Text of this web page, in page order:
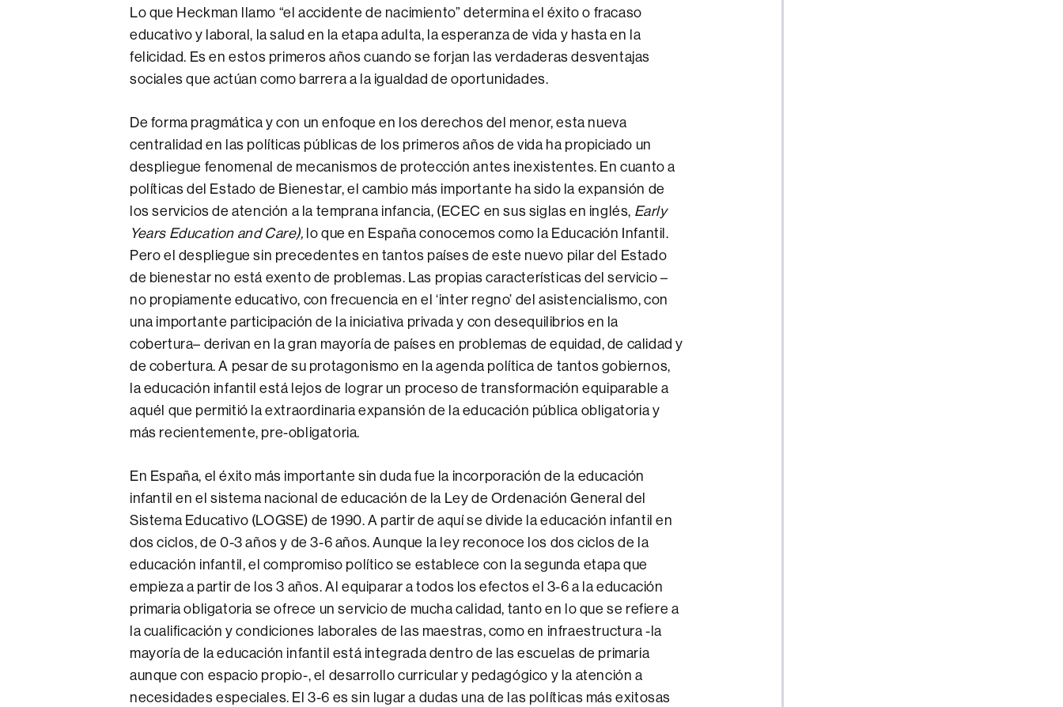
Lo que Heckman llamo “el accidente de nacimiento” determina el éxito o fracaso
educativo y laboral, la salud en la etapa adulta, la esperanza de vida y hasta en la
felicidad. Es en estos primeros años cuando se forjan las verdaderas desventajas
sociales que actúan como barrera a la igualdad de oportunidades.
De forma pragmática y con un enfoque en los derechos del menor, esta nueva
centralidad en las políticas públicas de los primeros años de vida ha propiciado un
despliegue fenomenal de mecanismos de protección antes inexistentes. En cuanto a
políticas del Estado de Bienestar, el cambio más importante ha sido la expansión de
los servicios de atención a la temprana infancia, (ECEC en sus siglas en inglés, Early
Years Education and Care), lo que en España conocemos como la Educación Infantil.
Pero el despliegue sin precedentes en tantos países de este nuevo pilar del Estado
de bienestar no está exento de problemas. Las propias características del servicio –
no propiamente educativo, con frecuencia en el ‘inter regno’ del asistencialismo, con
una importante participación de la iniciativa privada y con desequilibrios en la
cobertura– derivan en la gran mayoría de países en problemas de equidad, de calidad y
de cobertura. A pesar de su protagonismo en la agenda política de tantos gobiernos,
la educación infantil está lejos de lograr un proceso de transformación equiparable a
aquél que permitió la extraordinaria expansión de la educación pública obligatoria y
más recientemente, pre-obligatoria.
En España, el éxito más importante sin duda fue la incorporación de la educación
infantil en el sistema nacional de educación de la Ley de Ordenación General del
Sistema Educativo (LOGSE) de 1990. A partir de aquí se divide la educación infantil en
dos ciclos, de 0-3 años y de 3-6 años. Aunque la ley reconoce los dos ciclos de la
educación infantil, el compromiso político se establece con la segunda etapa que
empieza a partir de los 3 años. Al equiparar a todos los efectos el 3-6 a la educación
primaria obligatoria se ofrece un servicio de mucha calidad, tanto en lo que se refiere a
la cualificación y condiciones laborales de las maestras, como en infraestructura -la
mayoría de la educación infantil está integrada dentro de las escuelas de primaria
aunque con espacio propio-, el desarrollo curricular y pedagógico y la atención a
necesidades especiales. El 3-6 es sin lugar a dudas una de las políticas más exitosas